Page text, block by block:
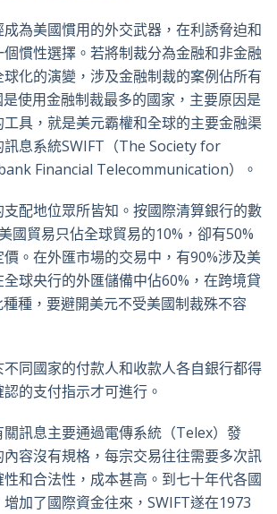
為美國慣用的外交武器，在利誘脅迫和
慣性選擇。若將制裁分為金融和非金融
化的演變，涉及金融制裁的案例佔所有
使用金融制裁最多的國家，主要原因是
具，就是美元霸權和全球的主要金融渠
息系統SWIFT（The Society for
Financial Telecommunication）。
配地位眾所皆知。按國際清算銀行的數
國貿易只佔全球貿易的10%，卻有50%
。在外匯市場的交易中，有90%涉及美
球央行的外匯儲備中佔60%，在跨境貸
種，要避開美元不受美國制裁殊不容
同國家的付款人和收款人各自銀行都得
的支付指示才可進行。
訊息主要通過電傳系統（Telex）發
容沒有規格，每宗交易往往需要多次訊
和合法性，成本甚高。到七十年代各國
加了國際資金往來，SWIFT遂在1973